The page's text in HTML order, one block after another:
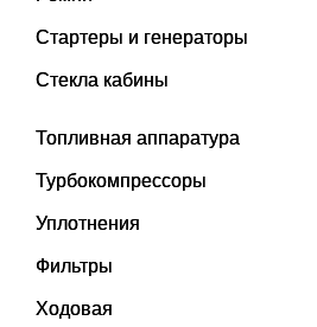
Стартеры и генераторы
Стекла кабины
Топливная аппаратура
Турбокомпрессоры
Уплотнения
Фильтры
Ходовая